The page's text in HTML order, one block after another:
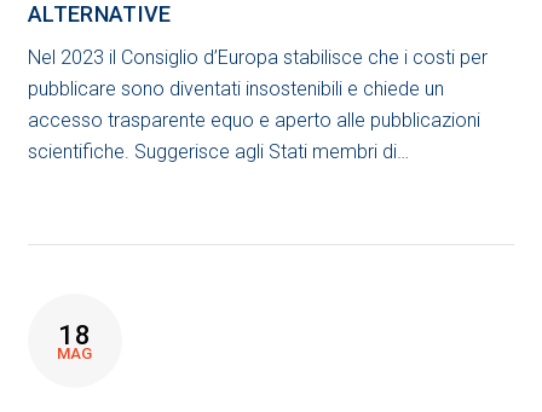
ALTERNATIVE
Nel 2023 il Consiglio d’Europa stabilisce che i costi per
pubblicare sono diventati insostenibili e chiede un
accesso trasparente equo e aperto alle pubblicazioni
scientifiche. Suggerisce agli Stati membri di…
18
MAG